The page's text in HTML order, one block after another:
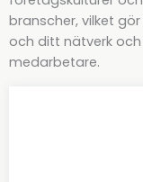
branscher, vilket
och ditt nätverk
medarbetare.